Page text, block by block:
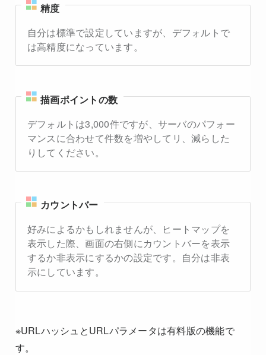
精度
自分は標準で設定していますが、デフォルトで
は高精度になっています。
描画ポイントの数
デフォルトは3,000件ですが、サーバのパフォー
マンスに合わせて件数を増やしてリ、減らした
りしてください。
カウントバー
好みによるかもしれませんが、ヒートマップを
表示した際、画面の右側にカウントバーを表示
するか非表示にするかの設定です。自分は非表
示にしています。
※URLハッシュとURLパラメータは有料版の機能で
す。